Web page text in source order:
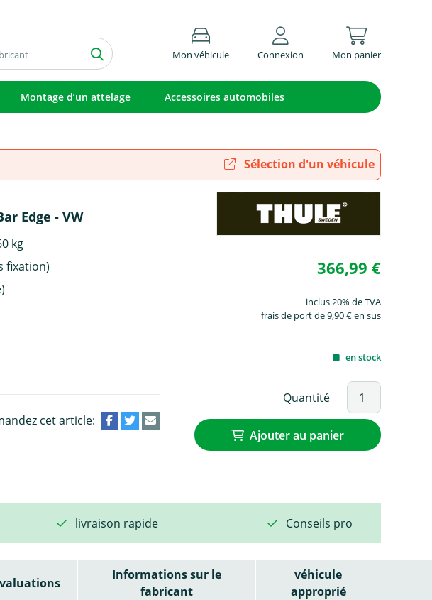
Mon véhicule Connexion Mon panier
Montage d’un attelage Accessoires automobiles
Sélection d'un véhicule
Edge - VW
kg
fixation)
cet article:
366,99 €
inclus 20% de TVA
frais de port de 9,90 € en sus
en stock
Quantité
Ajouter au panier
livraison rapide Conseils pro
Informations sur le
fabricant
véhicule
approprié